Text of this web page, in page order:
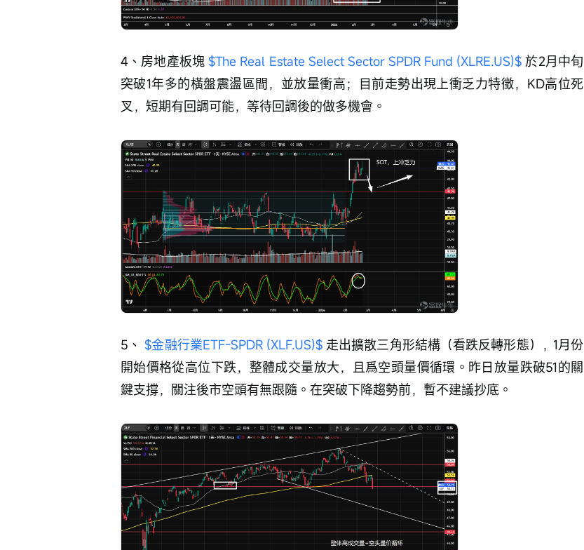
4、房地產板塊 $The Real Estate Select Sector SPDR Fund (XLRE.US)$ 於2月中旬
突破1年多的橫盤震盪區間，並放量衝高；目前走勢出現上衝乏力特徵，KD高位死
叉，短期有回調可能，等待回調後的做多機會。
5、 $金融行業ETF-SPDR (XLF.US)$ 走出擴散三角形結構（看跌反轉形態），1月份
開始價格從高位下跌，整體成交量放大，且爲空頭量價循環。昨日放量跌破51的關
鍵支撐，關注後市空頭有無跟隨。在突破下降趨勢前，暫不建議抄底。